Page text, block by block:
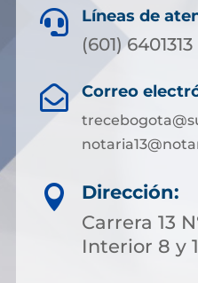
 Líneas de
(601) 6401313
 Correo

Dirección:
Carrera 13
Interior 8 y